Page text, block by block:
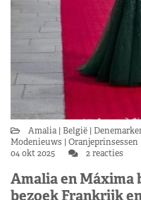
Amalia België
Modenieuws
Oranjeprinsessen
04 okt 2025
2 reacties
Amalia en
bezoek Frankrijk